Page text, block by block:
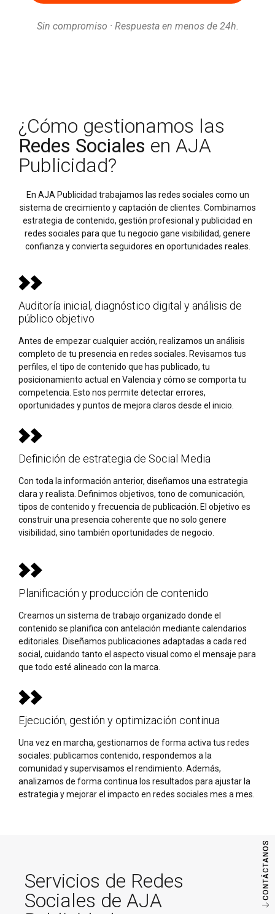
CONTÁCTANOS
Sin compromiso · Respuesta en menos de 24h.
¿Cómo gestionamos las
Redes Sociales en AJA
Publicidad?
En AJA Publicidad trabajamos las redes sociales como un
sistema de crecimiento y captación de clientes. Combinamos
estrategia de contenido, gestión profesional y publicidad en
redes sociales para que tu negocio gane visibilidad, genere
confianza y convierta seguidores en oportunidades reales.
Auditoría inicial, diagnóstico digital y análisis de
público objetivo
Antes de empezar cualquier acción, realizamos un análisis
completo de tu presencia en redes sociales. Revisamos tus
perfiles, el tipo de contenido que has publicado, tu
posicionamiento actual en Valencia y cómo se comporta tu
competencia. Esto nos permite detectar errores,
oportunidades y puntos de mejora claros desde el inicio.
Definición de estrategia de Social Media
Con toda la información anterior, diseñamos una estrategia
clara y realista. Definimos objetivos, tono de comunicación,
tipos de contenido y frecuencia de publicación. El objetivo es
construir una presencia coherente que no solo genere
visibilidad, sino también oportunidades de negocio.
Planificación y producción de contenido
Creamos un sistema de trabajo organizado donde el
contenido se planifica con antelación mediante calendarios
editoriales. Diseñamos publicaciones adaptadas a cada red
social, cuidando tanto el aspecto visual como el mensaje para
que todo esté alineado con la marca.
Ejecución, gestión y optimización continua
Una vez en marcha, gestionamos de forma activa tus redes
sociales: publicamos contenido, respondemos a la
comunidad y supervisamos el rendimiento. Además,
analizamos de forma continua los resultados para ajustar la
estrategia y mejorar el impacto en redes sociales mes a mes.
Servicios de Redes
Sociales de AJA